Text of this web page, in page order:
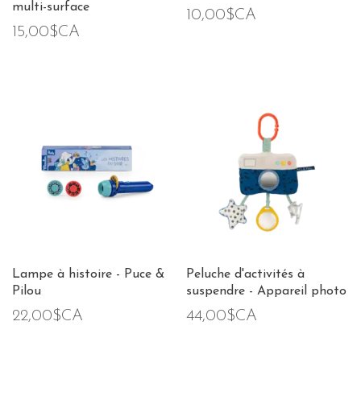
multi-surface
15,00$CA
10,00$CA
Lampe à histoire - Puce &
Pilou
22,00$CA
Peluche d'activités à
suspendre - Appareil photo
44,00$CA